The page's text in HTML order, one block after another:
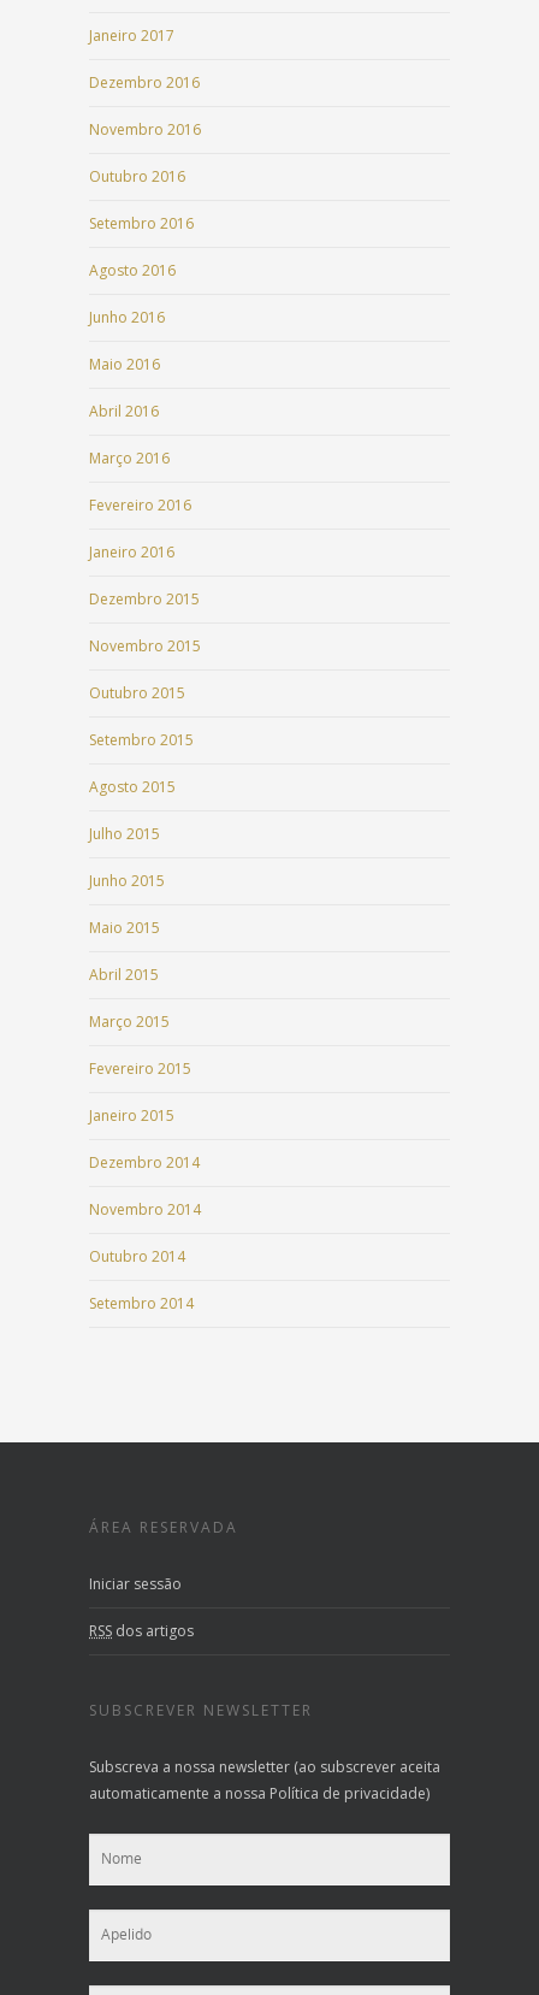
Janeiro 2017
Dezembro 2016
Novembro 2016
Outubro 2016
Setembro 2016
Agosto 2016
Junho 2016
Maio 2016
Abril 2016
Março 2016
Fevereiro 2016
Janeiro 2016
Dezembro 2015
Novembro 2015
Outubro 2015
Setembro 2015
Agosto 2015
Julho 2015
Junho 2015
Maio 2015
Abril 2015
Março 2015
Fevereiro 2015
Janeiro 2015
Dezembro 2014
Novembro 2014
Outubro 2014
Setembro 2014
ÁREA RESERVADA
Iniciar sessão
RSS dos artigos
SUBSCREVER NEWSLETTER
Subscreva a nossa newsletter (ao subscrever aceita
automaticamente a nossa Política de privacidade)